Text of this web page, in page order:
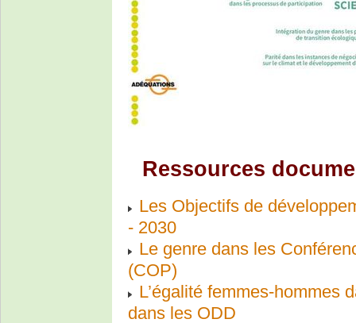
Ressources
Les Objectifs de
- 2030
Le genre dans les
(COP)
L’égalité femmes-hommes
dans les ODD